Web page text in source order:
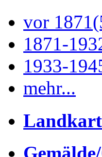
vor 1871
1871-
1933-
mehr...